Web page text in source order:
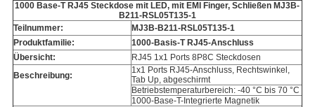
1000 Base-T RJ45 Steckdose mit LED, mit EMI Finger, Schließen MJ3B-
B211-RSL05T135-1
Teilnummer:
MJ3B-B211-RSL05T135-1
Produktfamilie:
1000-Basis-T RJ45-Anschluss
Übersicht:
RJ45 1x1 Ports 8P8C Steckdosen
Beschreibung:
1x1 Ports RJ45-Anschluss, Rechtswinkel,
Tab Up, abgeschirmt
Betriebstemperaturbereich: -40 °C bis 70 °C
1000-Base-T-Integrierte Magnetik